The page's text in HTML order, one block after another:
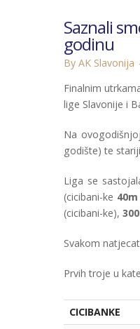
Saznali
godinu
By AK Slavonija
Finalnim
lige Slavonije i
Na
godište) te
Liga se
(cicibani-ke
(cicibani-ke),
Svakom
Prvih troje u
CICIBANKE